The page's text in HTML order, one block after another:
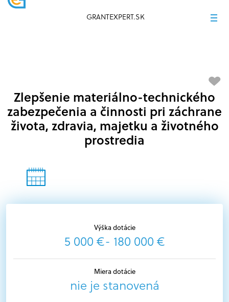
GRANTEXPERT.SK
Výška dotácie
5 000 €- 180 000 €
Miera dotácie
nie je stanovená
Zlepšenie materiálno-technického
zabezpečenia a činnosti pri záchrane
života, zdravia, majetku a životného
prostredia